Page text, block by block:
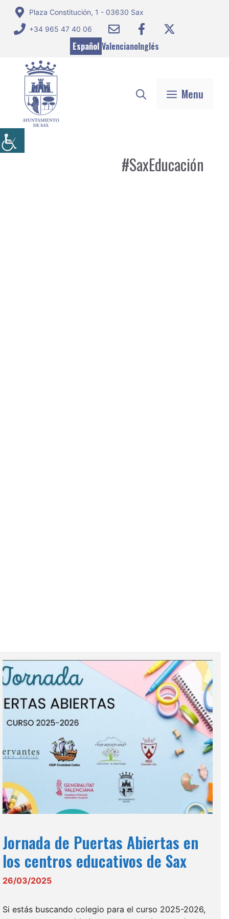
Saltar
contenido
Plaza Constitución, 1 - 03630 Sax
+34 965 47 40 06
Español ValencianoInglés
Menu
#SaxEducación
Jornada de Puertas Abiertas en
los centros educativos de Sax
26/03/2025
Si estás buscando colegio para el curso 2025-2026,